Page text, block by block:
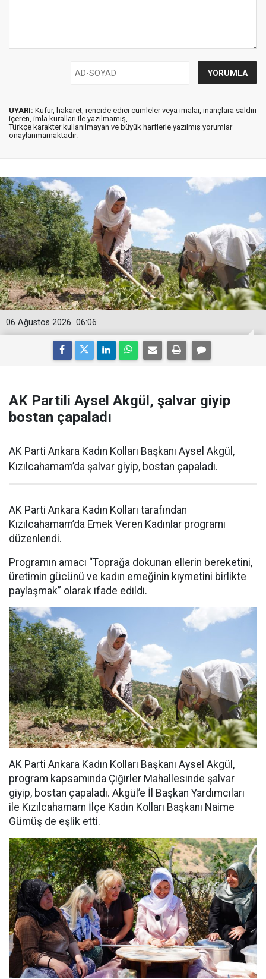
UYARI: Küfür, hakaret, rencide edici cümleler veya imalar, inançlara saldırı
içeren, imla kuralları ile yazılmamış,
Türkçe karakter kullanılmayan ve büyük harflerle yazılmış yorumlar
onaylanmamaktadır.
06:06
06 Ağustos 2026
AK Partili Aysel Akgül, şalvar giyip
bostan çapaladı
AK Parti Ankara Kadın Kolları Başkanı Aysel Akgül,
Kızılcahamam’da şalvar giyip, bostan çapaladı.
AK Parti Ankara Kadın Kolları tarafından
Kızılcahamam’da Emek Veren Kadınlar programı
düzenlendi.
Programın amacı “Toprağa dokunan ellerin bereketini,
üretimin gücünü ve kadın emeğinin kıymetini birlikte
paylaşmak” olarak ifade edildi.
AK Parti Ankara Kadın Kolları Başkanı Aysel Akgül,
program kapsamında Çiğirler Mahallesinde şalvar
giyip, bostan çapaladı. Akgül’e İl Başkan Yardımcıları
ile Kızılcahamam İlçe Kadın Kolları Başkanı Naime
Gümüş de eşlik etti.